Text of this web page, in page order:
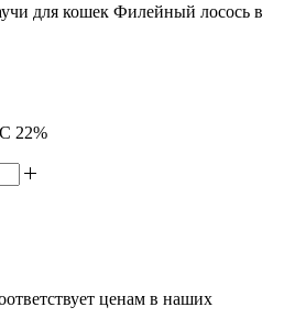
для кошек Филейный лосось в
22%
ценам в наших